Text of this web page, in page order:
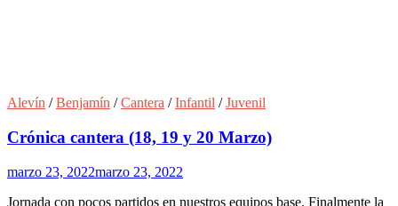
Alevín /Benjamín /Cantera /Infantil /Juvenil
Crónica cantera (18, 19 y 20 Marzo)
marzo 23, 2022marzo 23, 2022
Jornada con pocos partidos en nuestros equipos base. Finalmente la